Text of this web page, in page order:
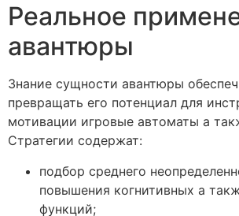
Реальное
авантюры
Знание сущности авантюры
превращать его потенциал для
мотивации игровые автоматы а
Стратегии содержат:
подбор среднего
повышения когнитивных а
функций;